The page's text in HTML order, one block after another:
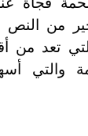
من النص
تعد من
والتي